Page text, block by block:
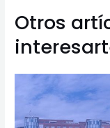
Otros